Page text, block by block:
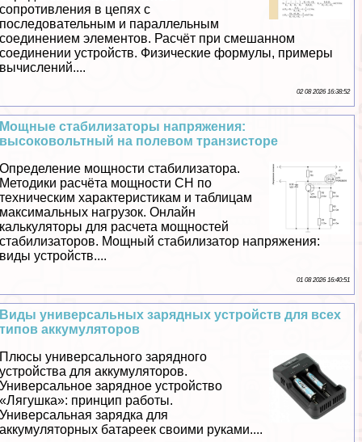
сопротивления в цепях с
последовательным и параллельным
соединением элементов. Расчёт при смешанном
соединении устройств. Физические формулы, примеры
вычислений....
02 08 2026 16:38:52
Мощные стабилизаторы напряжения:
высоковольтный на полевом транзисторе
Определение мощности стабилизатора.
Методики расчёта мощности СН по
техническим хаpaктеристикам и таблицам
максимальных нагрузок. Онлайн
калькуляторы для расчета мощностей
стабилизаторов. Мощный стабилизатор напряжения:
виды устройств....
01 08 2026 16:40:51
Виды универсальных зарядных устройств для всех
типов аккумуляторов
Плюсы универсального зарядного
устройства для аккумуляторов.
Универсальное зарядное устройство
«Лягушка»: принцип работы.
Универсальная зарядка для
аккумуляторных батареек своими руками....